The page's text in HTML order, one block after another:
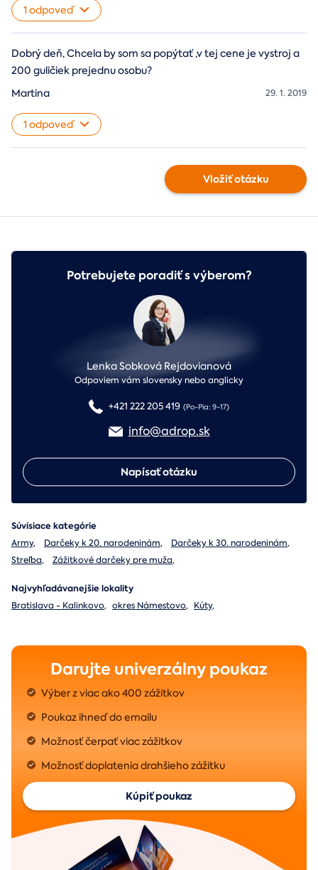
1 odpoveď
Dobrý deň, Chcela by som sa popýtať ,v tej cene je vystroj a
200 guličiek prejednu osobu?
29. 1. 2019
Martina
1 odpoveď
Vložiť otázku
Potrebujete poradiť s výberom?
Lenka Sobková Rejdovianová
Odpoviem vám slovensky nebo anglicky
+421 222 205 419 (Po-Pia: 9-17)
info@adrop.sk
Napísať otázku
Súvisiace kategórie
Army, Darčeky k 20. narodeninám, Darčeky k 30. narodeninám,
Streľba, Zážitkové darčeky pre muža,
Najvyhľadávanejšie lokality
Bratislava - Kalinkovo, okres Námestovo, Kúty,
Darujte univerzálny poukaz
Výber z viac ako 400 zážitkov
Poukaz ihneď do emailu
Možnosť čerpať viac zážitkov
Možnosť doplatenia drahšieho zážitku
Kúpiť poukaz